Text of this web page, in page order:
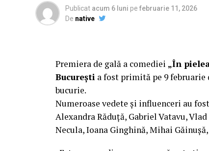
Publicat acum 6 luni pe februarie 11, 2026
De native
Premiera de gală a comediei „În
București a fost primită pe 9 februarie
bucurie.
Numeroase vedete și influenceri au
Alexandra Răduță, Gabriel Vatavu,
Necula, Ioana Ginghină, Mihai